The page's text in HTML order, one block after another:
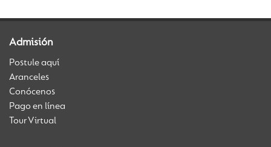
Admisión
Postule aquí
Aranceles
Conócenos
Pago en línea
Tour Virtual